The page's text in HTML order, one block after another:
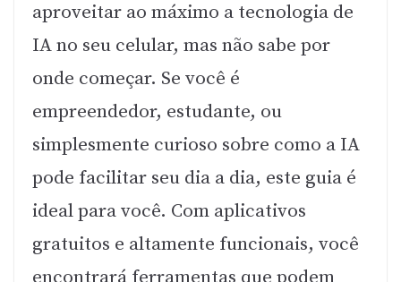
aproveitar ao máximo a tecnologia de
IA no seu celular, mas não sabe por
onde começar. Se você é
empreendedor, estudante, ou
simplesmente curioso sobre como a IA
pode facilitar seu dia a dia, este guia é
ideal para você. Com aplicativos
gratuitos e altamente funcionais, você